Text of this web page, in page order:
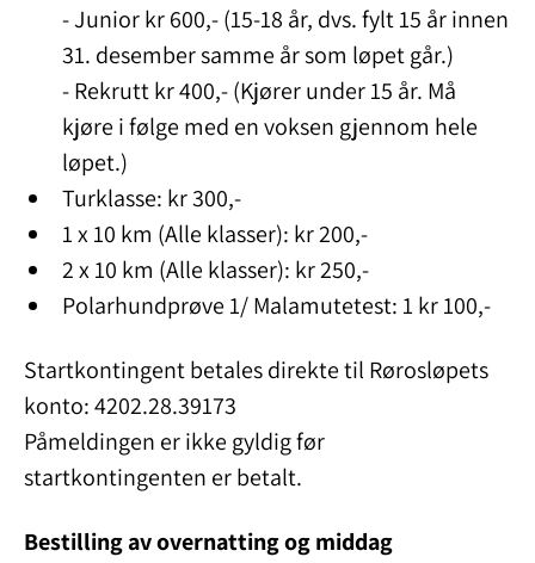
- Junior kr 600,- (15-18 år, dvs. fylt 15 år innen
31. desember samme år som løpet går.)
- Rekrutt kr 400,- (Kjører under 15 år. Må
kjøre i følge med en voksen gjennom hele
løpet.)
Turklasse: kr 300,-
1 x 10 km (Alle klasser): kr 200,-
2 x 10 km (Alle klasser): kr 250,-
Polarhundprøve 1/ Malamutetest: 1 kr 100,-
Startkontingent betales direkte til Rørosløpets
konto: 4202.28.39173
Påmeldingen er ikke gyldig før
startkontingenten er betalt.
Bestilling av overnatting og middag